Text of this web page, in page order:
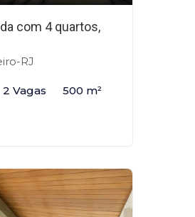
com 4 quartos,
RJ
2 Vagas 500 m²